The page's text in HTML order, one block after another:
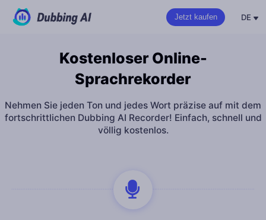
Jetzt kaufen DE
Kostenloser Online-
Sprachrekorder
Nehmen Sie jeden Ton und jedes Wort präzise auf mit dem
fortschrittlichen Dubbing AI Recorder! Einfach, schnell und
völlig kostenlos.